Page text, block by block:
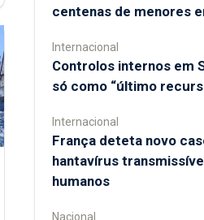
centenas de menores
Internacional
Controlos internos em
só como “último
Internacional
França deteta novo
hantavírus
humanos
Nacional